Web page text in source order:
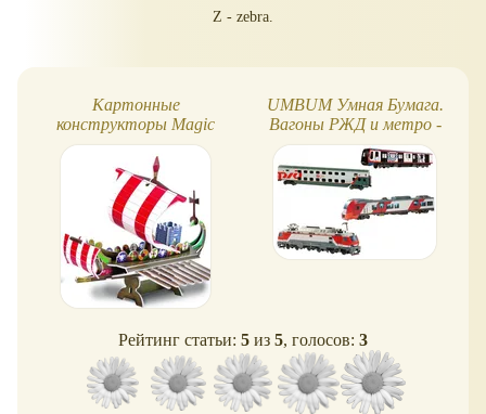
Z - zebra.
Картонные
конструкторы Magic
puzzle
UMBUM Умная Бумага.
Вагоны РЖД и метро -
где можно купить?
Рейтинг статьи: 5 из 5, голосов: 3